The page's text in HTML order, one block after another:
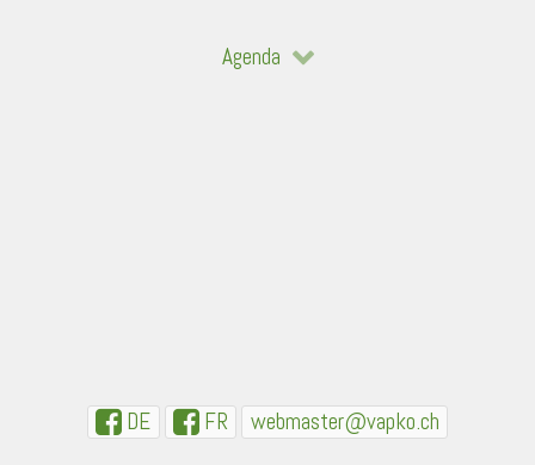
Agenda
DE FR webmaster@vapko.ch